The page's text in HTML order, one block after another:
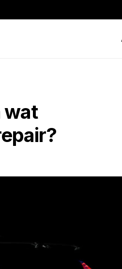
wat